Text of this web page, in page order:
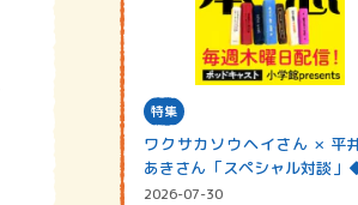
特集
ワクサカソウヘイさん × 平
あきさん「スペシャル対談」
ドキャスト…
2026-07-30